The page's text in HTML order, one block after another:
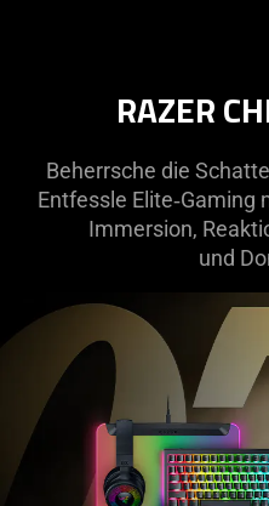
RAZER
Beherrsche die
Entfessle Elite‑Gaming
Immersion,
und